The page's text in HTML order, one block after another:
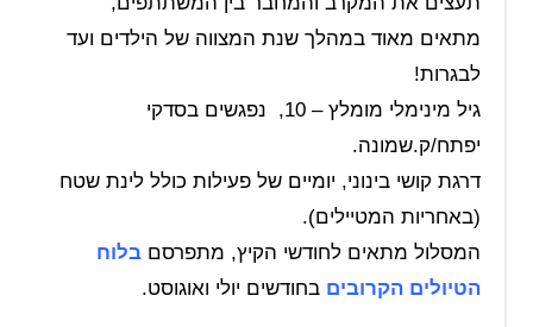
מתאים מאוד במהלך שנת המצווה של הילדים ועד
לבגרות!
גיל מינימלי מומלץ – 10, נפגשים בסדקי
יפתח/ק.שמונה.
דרגת קושי בינוני, יומיים של פעילות כולל לינת שטח
(באחריות המטיילים).
המסלול מתאים לחודשי הקיץ, מתפרסםבלוח
הטיולים הקרובים בחודשים יולי ואוגוסט.